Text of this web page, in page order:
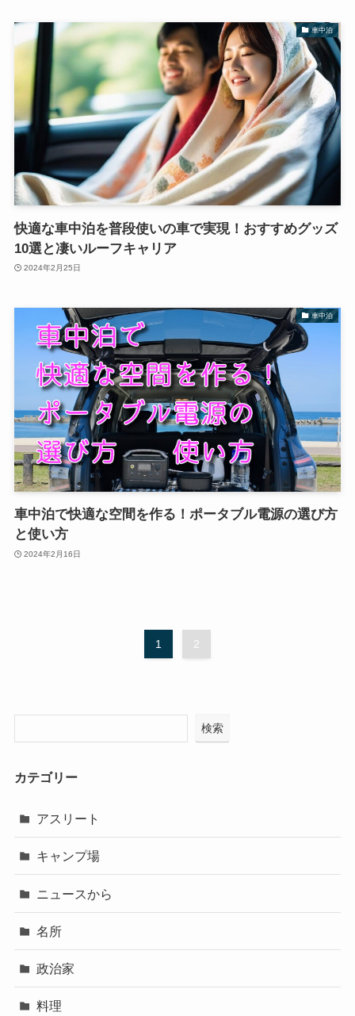
車中泊
快適な車中泊を普段使いの車で実現！おすすめグッズ
10選と凄いルーフキャリア
2024年2月25日
車中泊
車中泊で快適な空間を作る！ポータブル電源の選び方
と使い方
2024年2月16日
1 2
検索
カテゴリー
アスリート
キャンプ場
ニュースから
名所
政治家
料理